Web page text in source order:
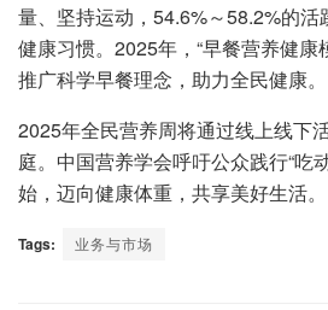
量、坚持运动，54.6%～58.2%的
健康习惯。2025年，“早餐营养健康
推广科学早餐理念，助力全民健康。
2025年全民营养周将通过线上线下
庭。中国营养学会呼吁公众践行“吃
始，迈向健康体重，共享美好生活。
Tags: 业务与市场